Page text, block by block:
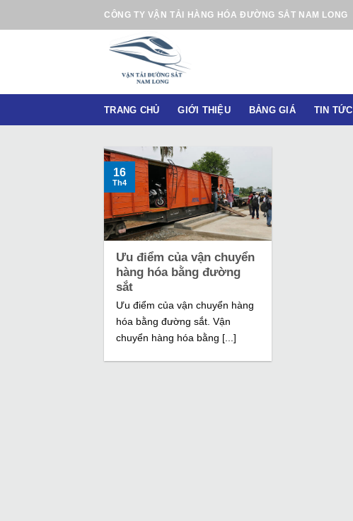
n
CÔNG TY VẬN TẢI HÀNG HÓA ĐƯỜNG SẮT NAM LONG
TRANG CHỦ GIỚI THIỆU BẢNG GIÁ TIN TỨC
Ưu điểm của vận chuyển
hàng hóa bằng đường
sắt
Ưu điểm của vận chuyển hàng
hóa bằng đường sắt. Vận
chuyển hàng hóa bằng [...]
16
Th4